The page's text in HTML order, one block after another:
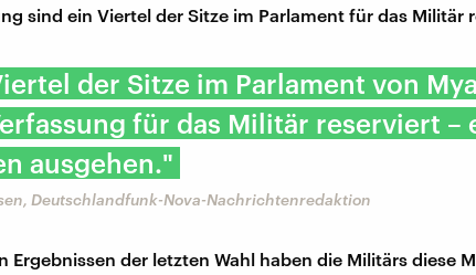
sind ein Viertel der Sitze im Parlament für das Militär
der Sitze im Parlament von
für das Militär reserviert –
ausgehen."
Deutschlandfunk-Nova-Nachrichtenredaktion
Ergebnissen der letzten Wahl haben die Militärs diese